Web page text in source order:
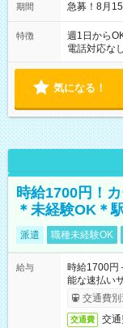
期間 急募！8月
特徴 週1日から
電話対応なし
気になる！
時給1700円！
＊未経験OK＊
派遣 職種未経験OK
給与
時給1700
能な速払い
交通費別
交通費 交通